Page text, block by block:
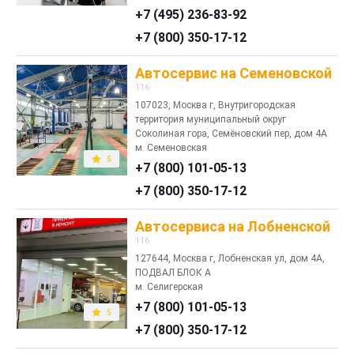
+7 (495) 236-83-92
+7 (800) 350-17-12
5
Автосервис на Семеновской
116
107023, Москва г, Внутригородская
территория муниципальный округ
Соколиная гора, Семёновский пер, дом 4А
м. Семеновская
+7 (800) 101-05-13
+7 (800) 350-17-12
5
Автосервиса на Лобненской
116
127644, Москва г, Лобненская ул, дом 4А,
ПОДВАЛ БЛОК А
м. Селигерская
+7 (800) 101-05-13
+7 (800) 350-17-12